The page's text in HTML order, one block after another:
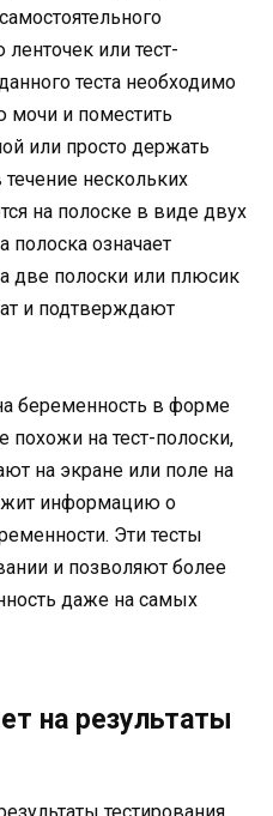
или тест-
теста необходимо
и поместить
или просто держать
нескольких
на полоске в виде двух
полоска означает
две полоски или плюсик
и подтверждают
беременность в форме
похожи на тест-полоски,
на экране или поле на
информацию о
Эти тесты
и позволяют более
даже на самых
на результаты